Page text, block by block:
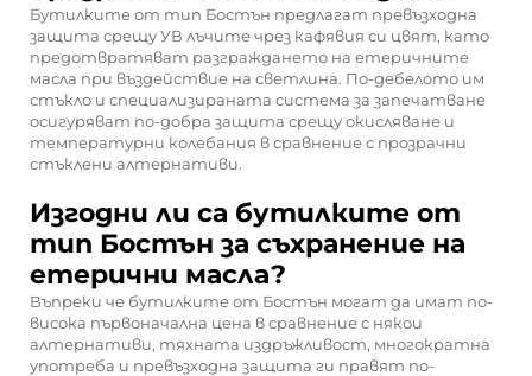
Бутилките от тип Бостън предлагат превъзходна
защита срещу УВ лъчите чрез кафявия си цвят, като
предотвратяват разграждането на етеричните
масла при въздействие на светлина. По-дебелото им
стъкло и специализираната система за запечатване
осигуряват по-добра защита срещу окисляване и
температурни колебания в сравнение с прозрачни
стъклени алтернативи.
Изгодни ли са бутилките от
тип Бостън за съхранение на
етерични масла?
Въпреки че бутилките от Бостън могат да имат по-
висока първоначална цена в сравнение с някои
алтернативи, тяхната издръжливост, многократна
употреба и превъзходна защита ги правят по-